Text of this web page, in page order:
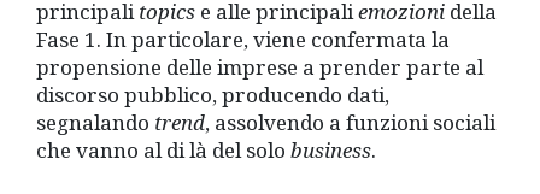
principalitopics e alle principaliemozioni della
Fase 1. In particolare, viene confermata la
propensione delle imprese a prender parte al
discorso pubblico, producendo dati,
segnalando trend, assolvendo a funzioni sociali
che vanno al di là del solo business.